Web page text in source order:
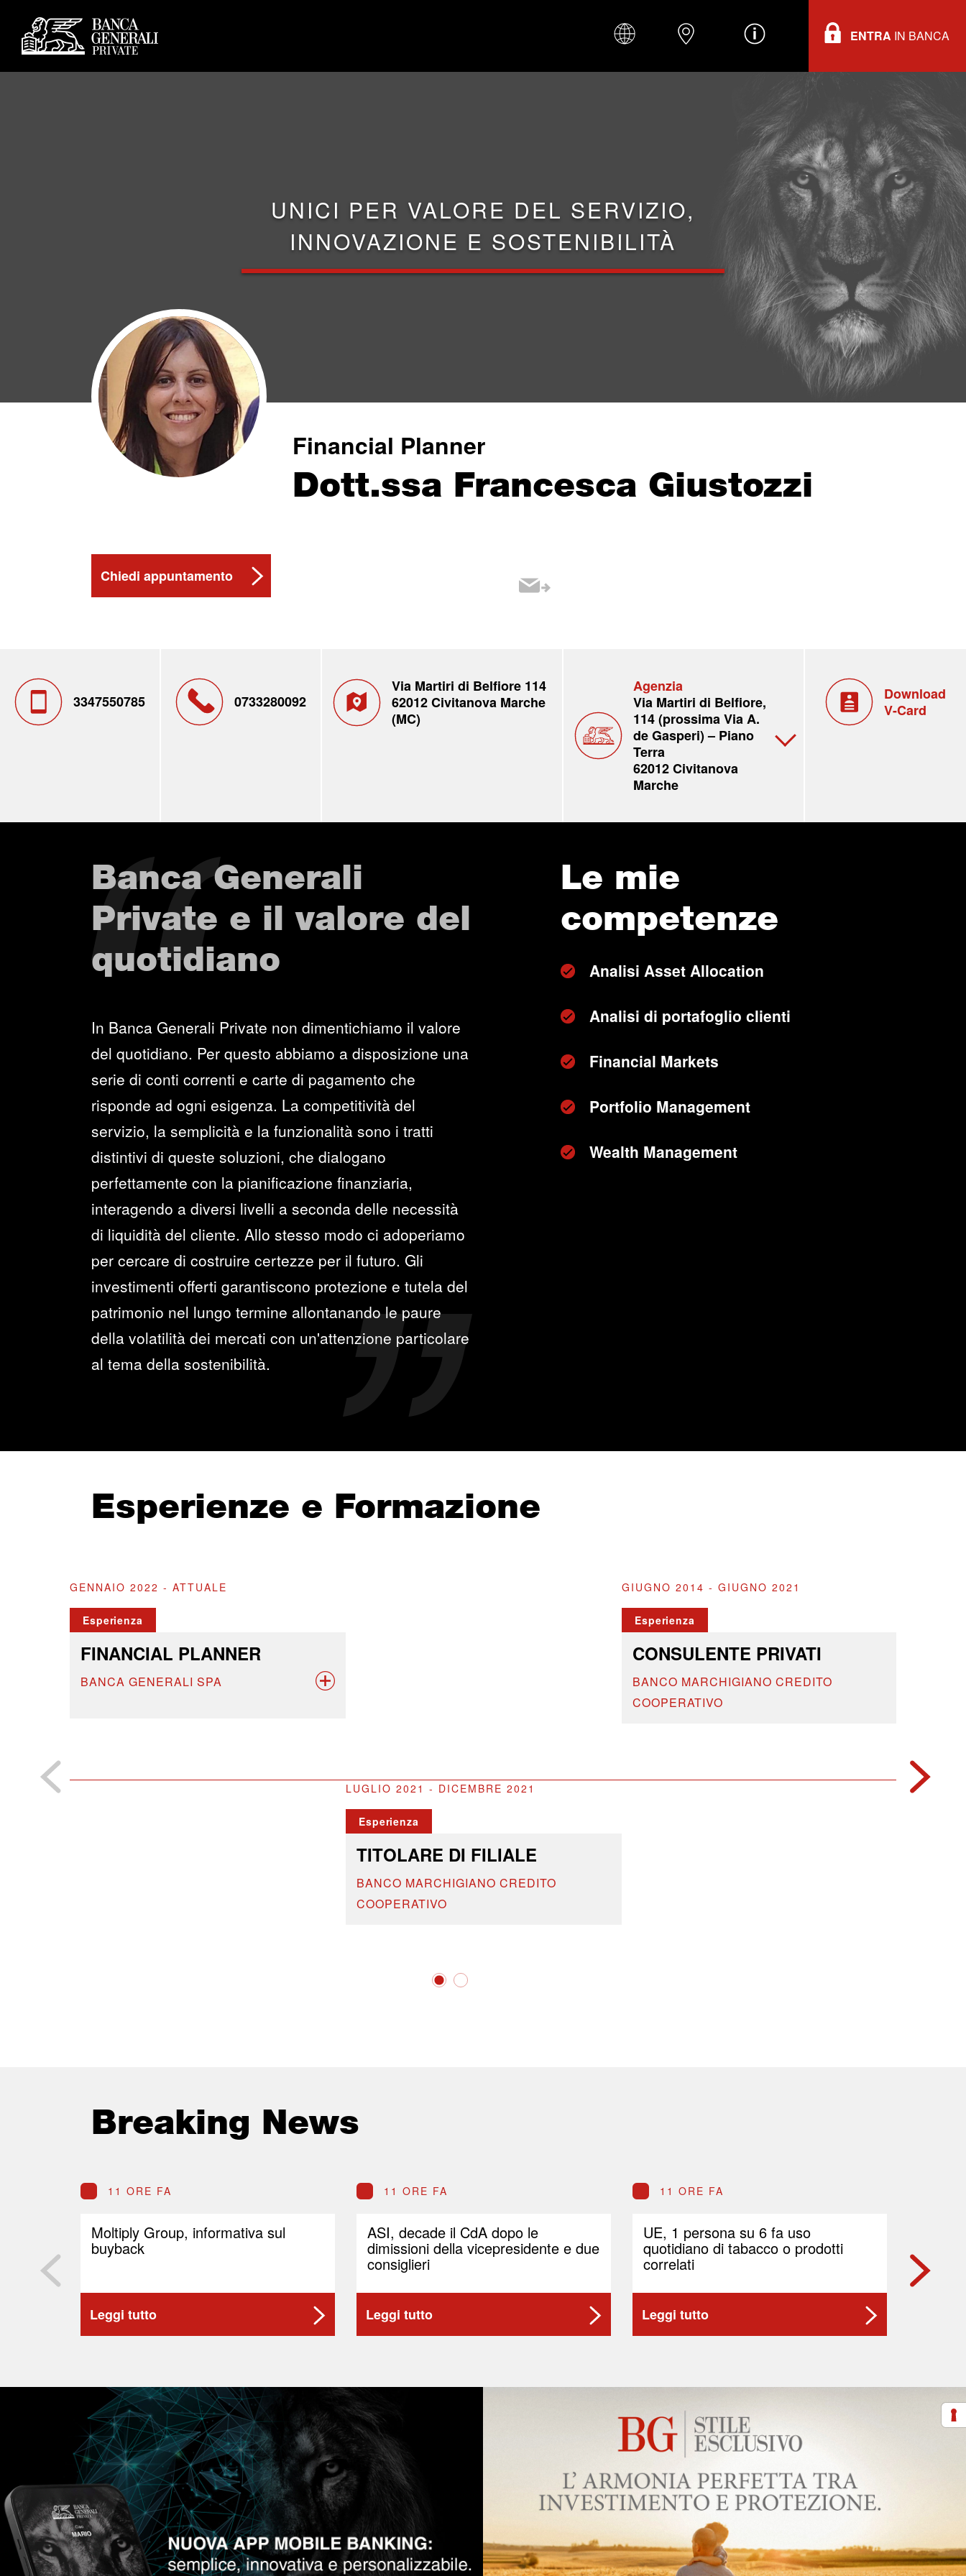
ENTRA IN BANCA
UNICI PER VALORE DEL SERVIZIO,
INNOVAZIONE E SOSTENIBILITÀ
Financial Planner
Dott.ssa Francesca Giustozzi
Chiedi appuntamento
3347550785 0733280092
Via Martiri di Belfiore 114
62012 Civitanova Marche
(MC)
Agenzia
Via Martiri di Belfiore,
114 (prossima Via A.
de Gasperi) – Piano
Terra
62012 Civitanova
Marche
Download
V-Card
Banca Generali
Private e il valore del
quotidiano
In Banca Generali Private non dimentichiamo il valore
del quotidiano. Per questo abbiamo a disposizione una
serie di conti correnti e carte di pagamento che
risponde ad ogni esigenza. La competitività del
servizio, la semplicità e la funzionalità sono i tratti
distintivi di queste soluzioni, che dialogano
perfettamente con la pianificazione finanziaria,
interagendo a diversi livelli a seconda delle necessità
di liquidità del cliente. Allo stesso modo ci adoperiamo
per cercare di costruire certezze per il futuro. Gli
investimenti offerti garantiscono protezione e tutela del
patrimonio nel lungo termine allontanando le paure
della volatilità dei mercati con un'attenzione particolare
al tema della sostenibilità.
Le mie
competenze
Analisi Asset Allocation
Analisi di portafoglio clienti
Financial Markets
Portfolio Management
Wealth Management
Esperienze e Formazione
GENNAIO 2022 - ATTUALE
Esperienza
FINANCIAL PLANNER
BANCA GENERALI SPA
LUGLIO 2021 - DICEMBRE 2021
Esperienza
TITOLARE DI FILIALE
BANCO MARCHIGIANO CREDITO
COOPERATIVO
GIUGNO 2014 - GIUGNO 2021
Esperienza
CONSULENTE PRIVATI
BANCO MARCHIGIANO CREDITO
COOPERATIVO
2012
Breaking News
11 ORE FA
Moltiply Group, informativa sul
buyback
Leggi tutto
11 ORE FA
ASI, decade il CdA dopo le
dimissioni della vicepresidente e due
consiglieri
Leggi tutto
11 ORE FA
UE, 1 persona su 6 fa uso
quotidiano di tabacco o prodotti
correlati
Leggi tutto